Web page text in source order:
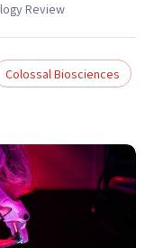
Review
Colossal Biosciences